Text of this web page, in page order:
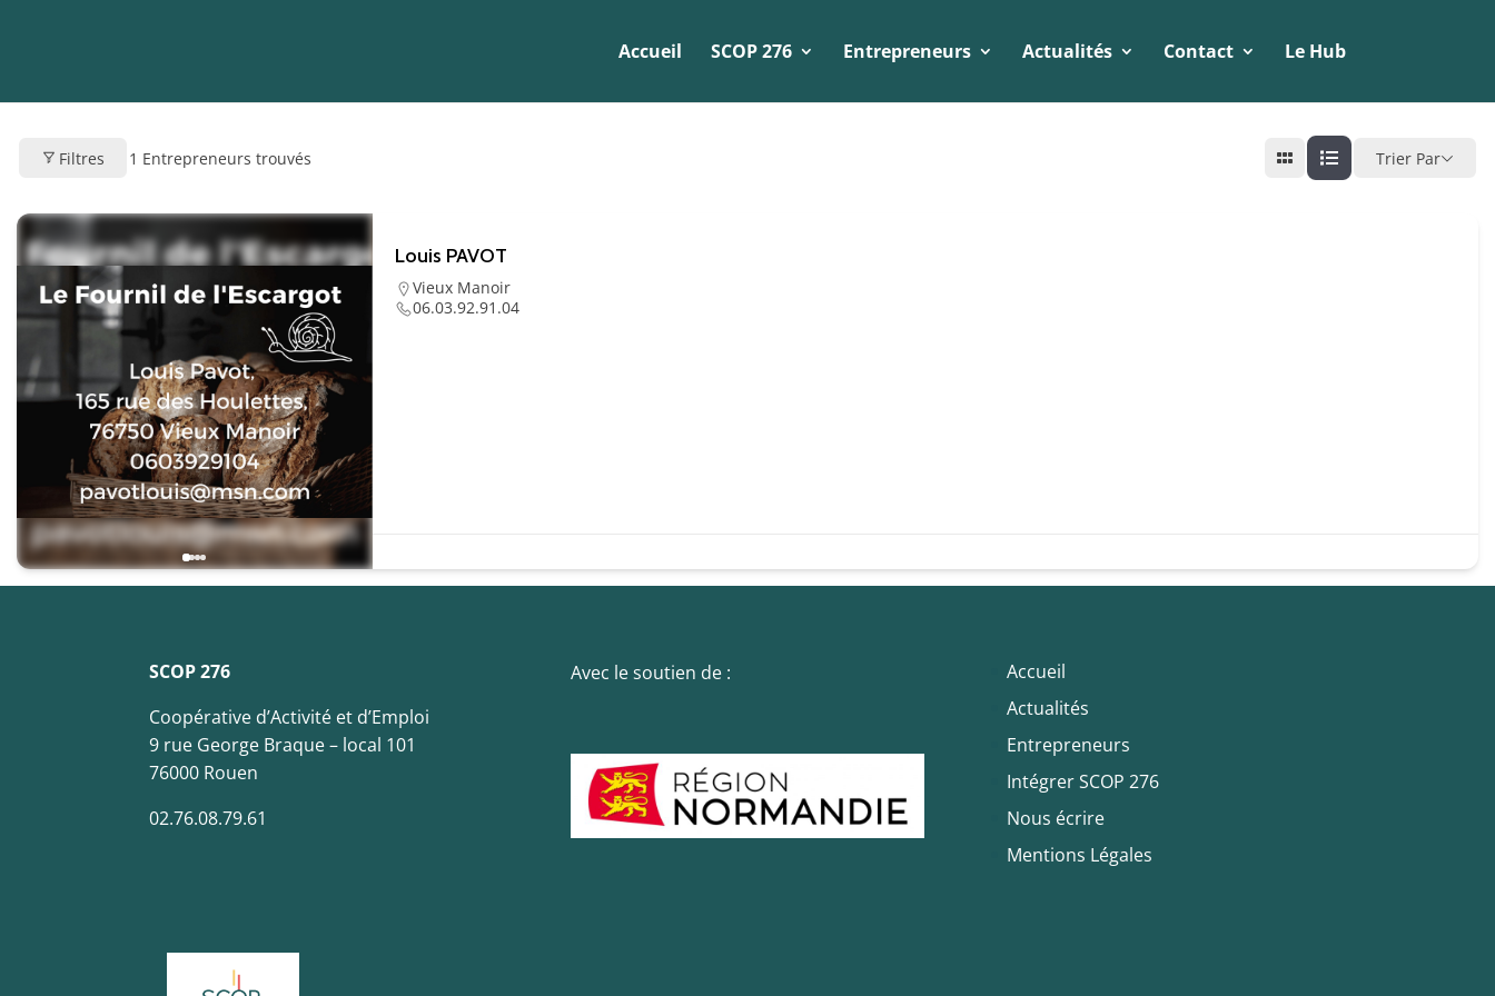
Accueil SCOP 276 Entrepreneurs Actualités Contact Le Hub
Filtres 1 Entrepreneurs trouvés Trier Par
Louis PAVOT
Vieux Manoir
06.03.92.91.04
SCOP 276
Coopérative d’Activité et d’Emploi
9 rue George Braque – local 101
76000 Rouen
02.76.08.79.61
Avec le soutien de :
Accueil
Actualités
Entrepreneurs
Intégrer SCOP 276
Nous écrire
Mentions Légales
Ces cookies sont
nécessaire au bon
fonctionnement du